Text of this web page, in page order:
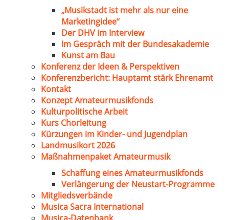
„Musikstadt ist mehr als nur eine
Marketingidee“
Der DHV im Interview
Im Gespräch mit der Bundesakademie
Kunst am Bau
Konferenz der Ideen & Perspektiven
Konferenzbericht: Hauptamt stärk Ehrenamt
Kontakt
Konzept Amateurmusikfonds
Kulturpolitische Arbeit
Kurs Chorleitung
Kürzungen im Kinder- und Jugendplan
Landmusikort 2026
Maßnahmenpaket Amateurmusik
Schaffung eines Amateurmusikfonds
Verlängerung der Neustart-Programme
Mitgliedsverbände
Musica Sacra International